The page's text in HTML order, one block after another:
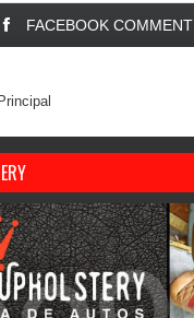
FACEBOOK COMMENT